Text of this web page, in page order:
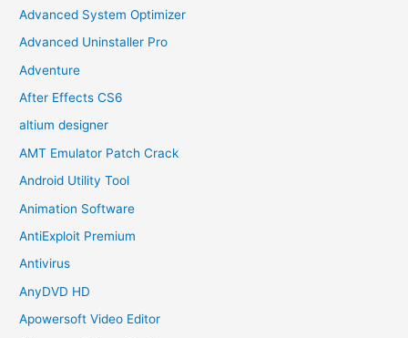
Advanced System Optimizer
Advanced Uninstaller Pro
Adventure
After Effects CS6
altium designer
AMT Emulator Patch Crack
Android Utility Tool
Animation Software
AntiExploit Premium
Antivirus
AnyDVD HD
Apowersoft Video Editor